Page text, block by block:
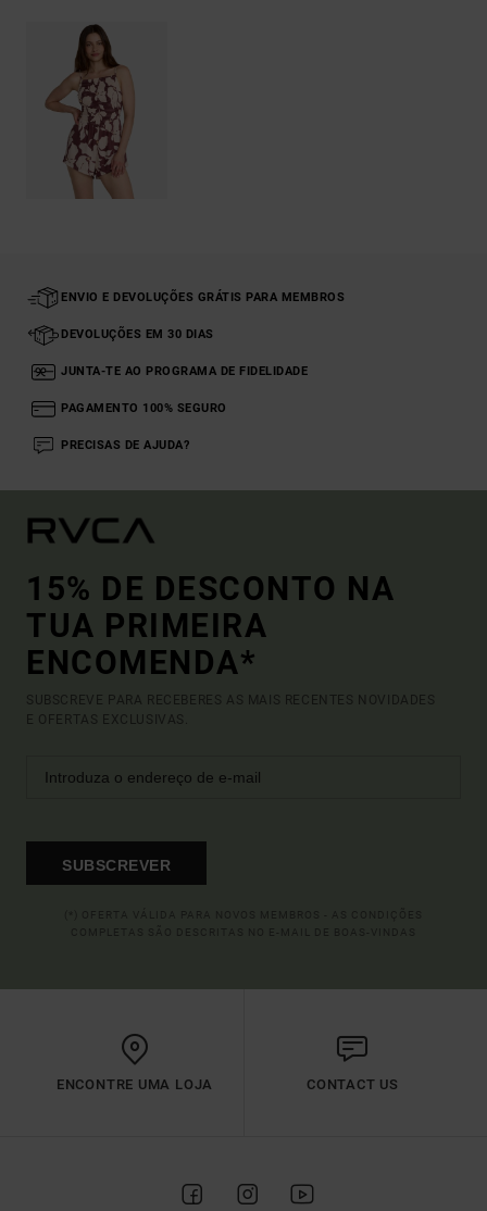
ENVIO E DEVOLUÇÕES GRÁTIS PARA MEMBROS
DEVOLUÇÕES EM 30 DIAS
JUNTA-TE AO PROGRAMA DE FIDELIDADE
PAGAMENTO 100% SEGURO
PRECISAS DE AJUDA?
15% DE DESCONTO NA
TUA PRIMEIRA
ENCOMENDA*
SUBSCREVE PARA RECEBERES AS MAIS RECENTES NOVIDADES
E OFERTAS EXCLUSIVAS.
SUBSCREVER
ENCONTRE UMA LOJA CONTACT US